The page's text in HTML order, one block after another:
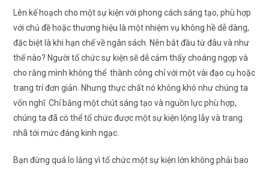
Lên kế hoạch cho một sự kiện với phong cách sáng tạo, phù hợp
với chủ đề hoặc thương hiệu là một nhiệm vụ không hề dễ dàng,
đặc biệt là khi hạn chế về ngân sách. Nên bắt đầu từ đâu và như
thế nào? Người tổ chức sự kiện sẽ dễ cảm thấy choáng ngợp và
cho rằng mình không thể thành công chỉ với một vài đạo cụ hoặc
trang trí đơn giản. Nhưng thực chất nó không khó như chúng ta
vốn nghĩ. Chỉ bằng một chút sáng tạo và nguồn lực phù hợp,
chúng ta đã có thể tổ chức được một sự kiện lộng lẫy và trang
nhã tới mức đáng kinh ngạc.
Bạn đừng quá lo lắng vì tổ chức một sự kiện lớn không phải bao